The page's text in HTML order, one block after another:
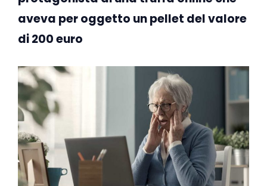
aveva per oggetto un pellet del valore
di 200 euro